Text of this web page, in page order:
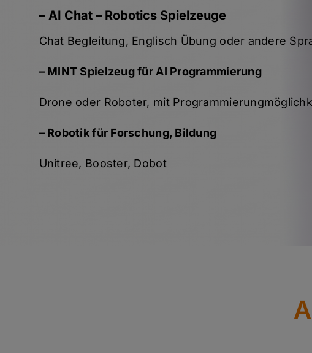
– AI Chat – Robotics Spielzeuge
Chat Begleitung, Englisch Übung oder andere
– MINT Spielzeug für AI Programmierung
Drone oder Roboter, mit
– Robotik für Forschung, Bildung
Unitree, Booster, Dobot